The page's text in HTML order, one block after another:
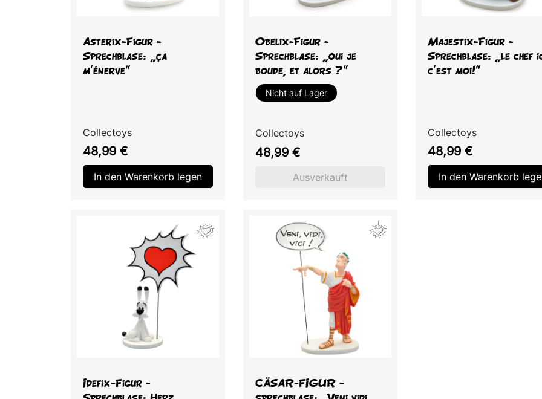
Asterix-Figur -
Sprechblase: „ça
m'énerve"
Collectoys
Preis
48,99 €
In den Warenkorb legen
Obelix-Figur -
Sprechblase: „oui je
boude, et alors ?"
Nicht auf Lager
Collectoys
Preis
48,99 €
Ausverkauft
Majestix-Figur -
Sprechblase: „le chef
c'est moi!"
Collectoys
Preis
48,99 €
In den Warenkorb
Idefix-Figur -
CÄSAR-FIGUR -